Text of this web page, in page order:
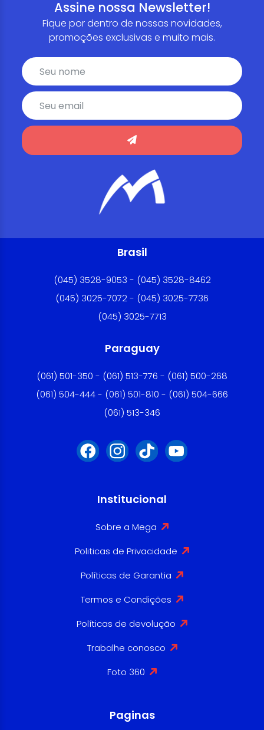
Assine nossa Newsletter!
Fique por dentro de nossas novidades,
promoções exclusivas e muito mais.
Brasil
(045) 3528-9053 - (045) 3528-8462
(045) 3025-7072 - (045) 3025-7736
(045) 3025-7713
Paraguay
(061) 501-350 - (061) 513-776 - (061) 500-268
(061) 504-444 - (061) 501-810 - (061) 504-666
(061) 513-346
Institucional
Sobre a Mega
Politicas de Privacidade
Políticas de Garantia
Termos e Condições
Políticas de devolução
Trabalhe conosco
Foto 360
Paginas